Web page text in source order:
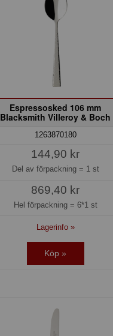
Espressosked 106 mm
Blacksmith Villeroy & Boch
1263870180
144,90 kr
Del av förpackning = 1 st
869,40 kr
Hel förpackning = 6*1 st
Lagerinfo »
Köp »